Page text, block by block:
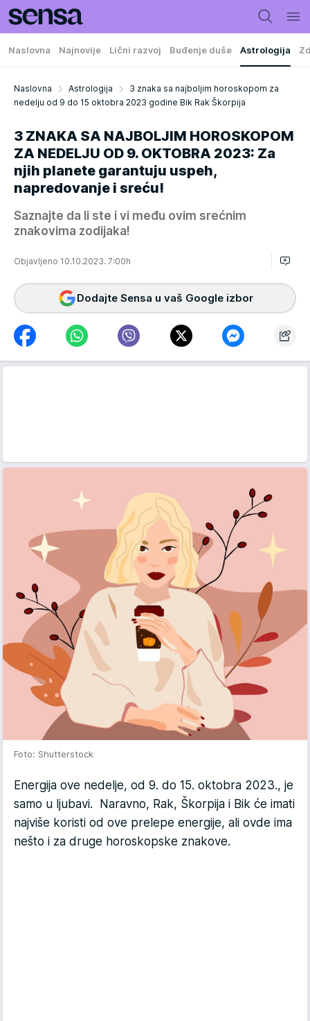
Naslovna Najnovije Lični razvoj Buđenje duše Astrologija
Naslovna Astrologija
3 znaka sa najboljim horoskopom za
nedelju od 9 do 15 oktobra 2023 godine Bik Rak Škorpija
3 ZNAKA SA NAJBOLJIM HOROSKOPOM
ZA NEDELJU OD 9. OKTOBRA 2023: Za
njih planete garantuju uspeh,
napredovanje i sreću!
Saznajte da li ste i vi među ovim srećnim
znakovima zodijaka!
Objavljeno 10.10.2023. 7:00h
Dodajte Sensa u vaš Google izbor
Foto: Shutterstock
Energija ove nedelje, od 9. do 15. oktobra 2023., je
samo u ljubavi. Naravno, Rak, Škorpija i Bik će imati
najviše koristi od ove prelepe energije, ali ovde ima
nešto i za druge horoskopske znakove.